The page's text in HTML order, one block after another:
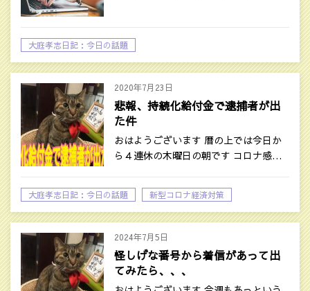
大庭孝志日記：今日の話題
2020年7月23日
悲報、持続化給付金で逮捕者が出
た件
おはようございます 暦の上では今日か
ら４連休の木曜日の朝です コロナ感…
大庭孝志日記：今日の話題
新型コロナ経済対策
時事ネタ
2024年7月5日
怪しげな番号から着信があって出
てみたら、、、